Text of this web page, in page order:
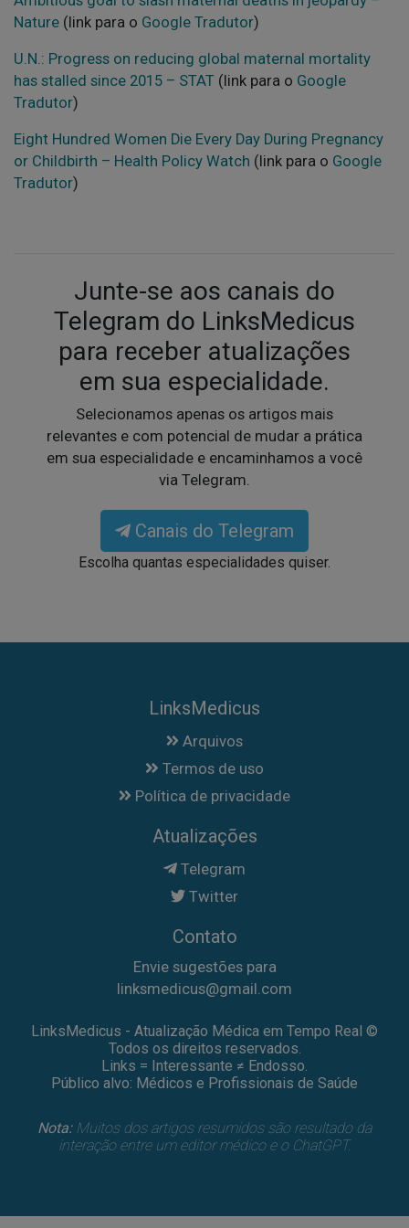
Nature (link para o Google Tradutor)
U.N.: Progress on reducing global maternal mortality
has stalled since 2015 – STAT (link para o Google
Tradutor)
Eight Hundred Women Die Every Day During Pregnancy
or Childbirth – Health Policy Watch (link para o Google
Tradutor)
Junte-se aos canais do
Telegram do LinksMedicus
para receber atualizações
em sua especialidade.
Selecionamos apenas os artigos mais
relevantes e com potencial de mudar a prática
em sua especialidade e encaminhamos a você
via Telegram.
Canais do Telegram
Escolha quantas especialidades quiser.
LinksMedicus
Arquivos
Termos de uso
Política de privacidade
Atualizações
Telegram
Twitter
Contato
Envie sugestões para
linksmedicus@gmail.com
LinksMedicus - Atualização Médica em Tempo Real ©
Todos os direitos reservados.
Links = Interessante ≠ Endosso.
Público alvo: Médicos e Profissionais de Saúde
Nota:Muitos dos artigos resumidos são resultado da
interação entre um editor médico e o ChatGPT.